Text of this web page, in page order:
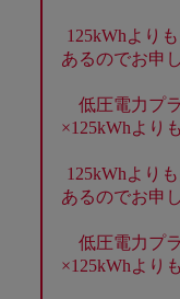
125kWhより
あるのでお申
低圧電力プ
×125kWhより
125kWhより
あるのでお申
低圧電力プ
×125kWhより